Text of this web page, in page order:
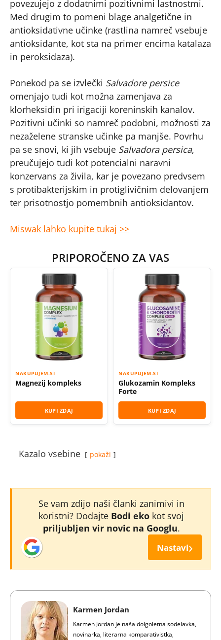
povezujejo z dodatnimi pozitivnimi lastnostmi.
Med drugim to pomeni blage analgetične in
antioksidativne učinke (rastlina namreč vsebuje
antioksidante, kot sta na primer encima katalaza
in peroksidaza).
Ponekod pa se izvlečki Salvadore persice
omenjajo tudi kot možna zamenjava za
klorheksidin pri irigaciji koreninskih kanalov.
Pozitivni učinki so namreč podobni, možnosti za
nezaželene stranske učinke pa manjše. Povrhu
pa se snovi, ki jih vsebuje Salvadora persica,
preučujejo tudi kot potencialni naravni
konzervans za živila, kar je povezano predvsem
s protibakterijskim in protiglivičnim delovanjem
ter prisotnostjo pomembnih antioksidantov.
Miswak lahko kupite tukaj >>
PRIPOROČENO ZA VAS
NAKUPUJEM.SI
Magnezij kompleks
KUPI ZDAJ
NAKUPUJEM.SI
Glukozamin Kompleks
Forte
KUPI ZDAJ
Kazalo vsebine pokaži
Se vam zdijo naši članki zanimivi in
koristni? Dodajte Bodi eko kot svoj
priljubljen vir novic na Googlu.
Nastavi›
Karmen Jordan
Karmen Jordan je naša dolgoletna sodelavka,
novinarka, literarna komparativistka,